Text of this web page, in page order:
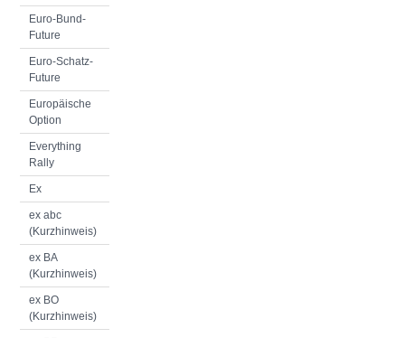
Euro-Bund-
Future
Euro-Schatz-
Future
Europäische
Option
Everything
Rally
Ex
ex abc
(Kurzhinweis)
ex BA
(Kurzhinweis)
ex BO
(Kurzhinweis)